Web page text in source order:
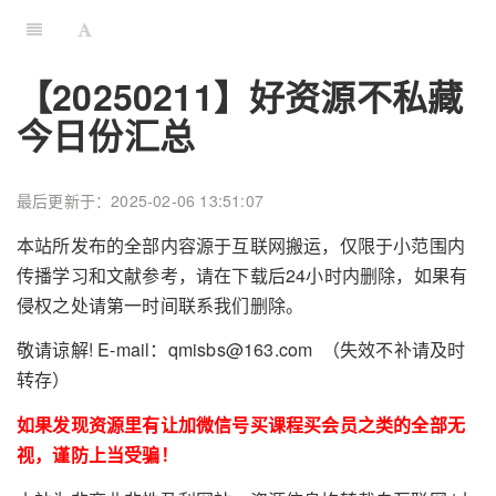
【20250211】好资源不私藏
今日份汇总
最后更新于：2025-02-06 13:51:07
本站所发布的全部内容源于互联网搬运，仅限于小范围内
传播学习和文献参考，请在下载后24小时内删除，如果有
侵权之处请第一时间联系我们删除。
敬请谅解! E-mail：qmisbs@163.com （失效不补请及时
转存）
如果发现资源里有让加微信号买课程买会员之类的全部无
视，谨防上当受骗！